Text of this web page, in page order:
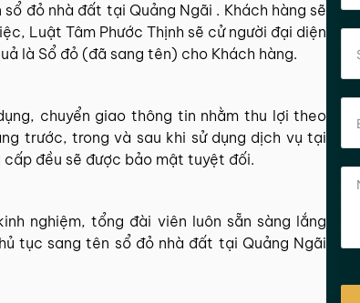
đỏ nhà đất tại Quảng Ngãi . Khách hàng sẽ
Luật Tâm Phước Thịnh sẽ cử người đại diện
là Sổ đỏ (đã sang tên) cho Khách hàng.
chuyển giao thông tin nhằm thu lợi theo
trước, trong và sau khi sử dụng dịch vụ tại
cấp đều sẽ được bảo mật tuyệt đối.
nghiệm, tổng đài viên luôn sẵn sàng lắng
tục sang tên sổ đỏ nhà đất tại Quảng Ngãi